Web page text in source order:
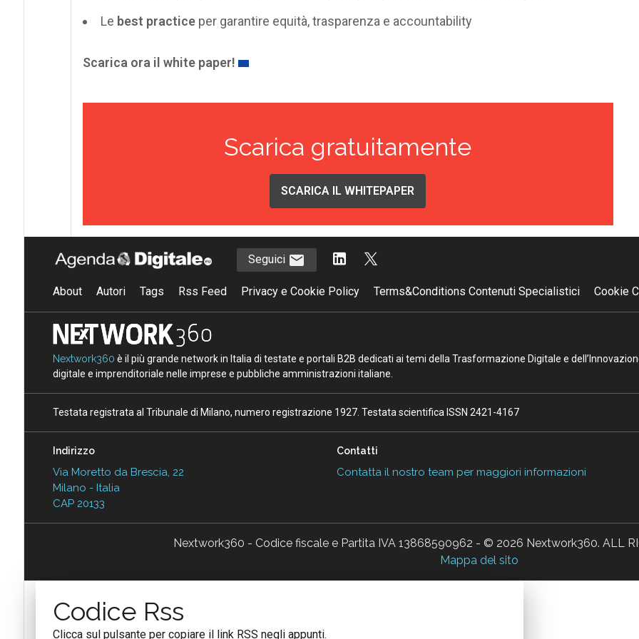
Le best practiceper garantire equità, trasparenza e accountability
Scarica ora il white paper!
Scarica gratuitamente
SCARICA IL WHITEPAPER
Seguici
About Autori Tags Rss Feed Privacy e Cookie Policy Terms&Conditions Contenuti Specialistici Cookie
Nextwork360 è il più grande network in Italia di testate e portali B2B dedicati ai temi della Trasformazione Digitale e
digitale e imprenditoriale nelle imprese e pubbliche amministrazioni italiane.
Testata registrata al Tribunale di Milano, numero registrazione 1927. Testata scientifica ISSN 2421-4167
Indirizzo
Via Moretto da Brescia, 22
Milano - Italia
CAP 20133
Contatti
Contatta il nostro team per maggiori informazioni
Nextwork360 - Codice fiscale e Partita IVA 13868590962 - © 2026 Nextwork360. ALL
Mappa del sito
Codice Rss
Clicca sul pulsante per copiare il link RSS negli appunti.